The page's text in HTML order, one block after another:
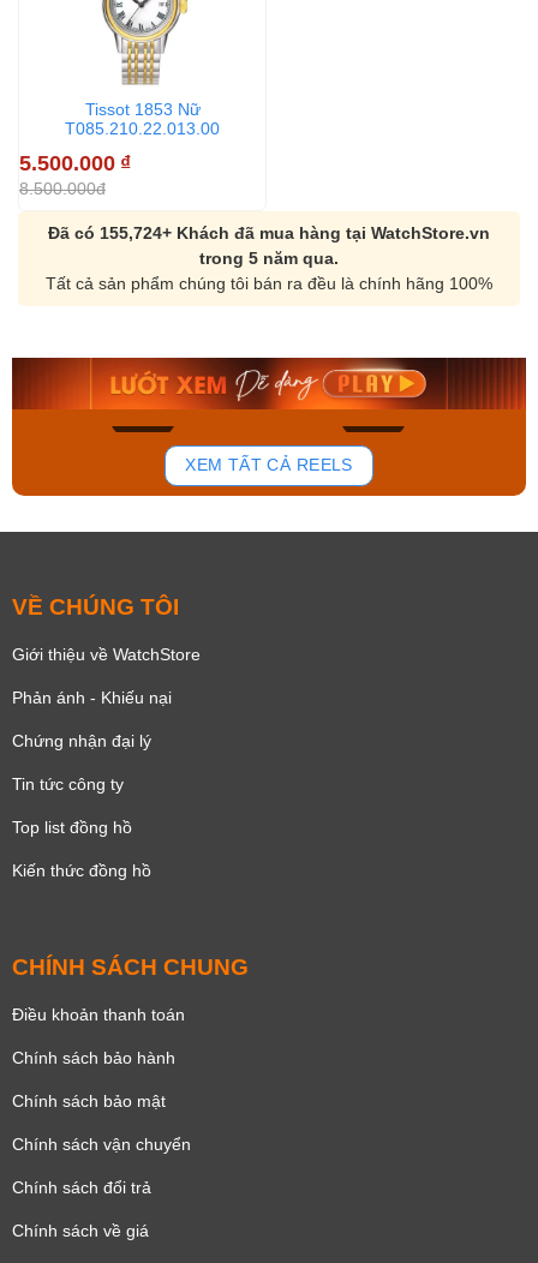
Tissot 1853 Nữ
T085.210.22.013.00
5.500.000 ₫
8.500.000đ
Đã có 155,724+ Khách đã mua hàng tại WatchStore.vn
trong 5 năm qua.
Tất cả sản phẩm chúng tôi bán ra đều là chính hãng 100%
136
Orient Nam RA-
Mua ngay
Casio Nam MTS-
Mua ngay
XEM TẤT CẢ REELS
VỀ CHÚNG TÔI
Giới thiệu về WatchStore
Phản ánh - Khiếu nại
Chứng nhận đại lý
Tin tức công ty
Top list đồng hồ
Kiến thức đồng hồ
CHÍNH SÁCH CHUNG
Điều khoản thanh toán
Chính sách bảo hành
Chính sách bảo mật
Chính sách vận chuyển
Chính sách đổi trả
Chính sách về giá